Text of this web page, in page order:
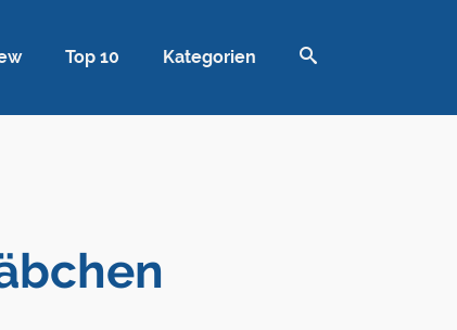
Top 10 Kategorien